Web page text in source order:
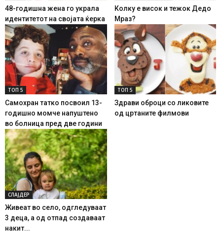
48-годишна жена го украла
идентитетот на својата ќерка
Колку е висок и тежок Дедо
Мраз?
ТОП 5
Самохран татко посвоил 13-
годишно момче напуштено
во болница пред две години
ТОП 5
Здрави оброци со ликовите
од цртаните филмови
СЛАЈДЕР
Живеат во село, одгледуваат
3 деца, а од отпад создаваат
накит...